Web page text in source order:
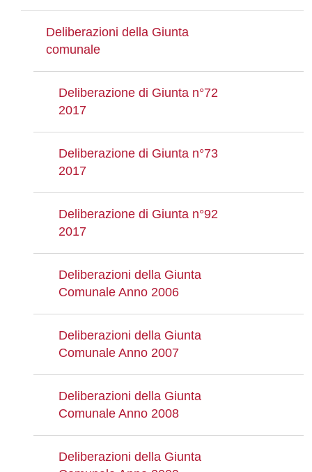
Deliberazioni della Giunta
comunale
Deliberazione di Giunta n°72
2017
Deliberazione di Giunta n°73
2017
Deliberazione di Giunta n°92
2017
Deliberazioni della Giunta
Comunale Anno 2006
Deliberazioni della Giunta
Comunale Anno 2007
Deliberazioni della Giunta
Comunale Anno 2008
Deliberazioni della Giunta